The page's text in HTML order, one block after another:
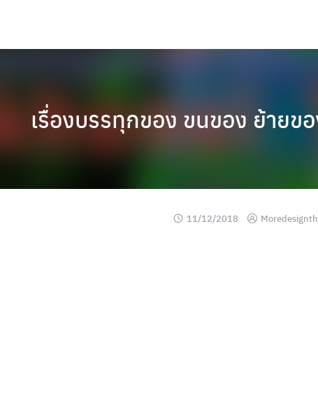
เรื่องบรรทุกของ ขนของ ย้ายข
11/12/2018